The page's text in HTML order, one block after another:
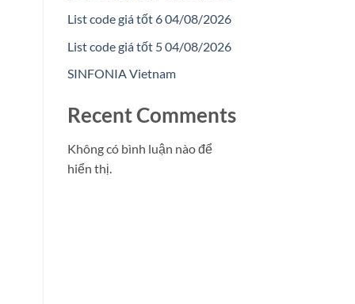
List code giá tốt 6 04/08/2026
List code giá tốt 5 04/08/2026
SINFONIA Vietnam
Recent Comments
Không có bình luận nào để
hiển thị.